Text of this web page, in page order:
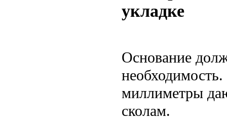
укладке
Основание
миллиметры
сколам.